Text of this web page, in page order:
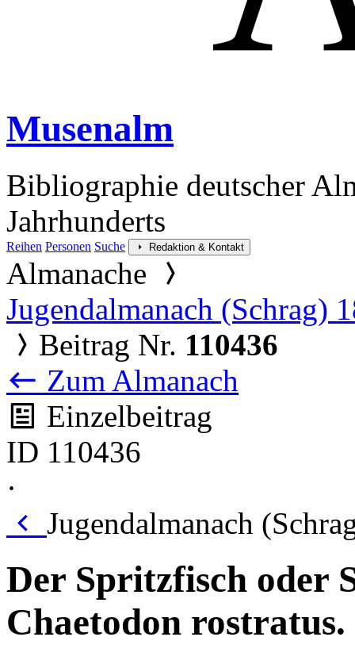
Musenalm
Bibliographie deutscher
Jahrhunderts
Reihen Personen Suche Redaktion & Kontakt
Almanache
Jugendalmanach (Schrag)
Beitrag Nr. 110436
Zum Almanach
Einzelbeitrag
ID 110436
·
Jugendalmanach
Der Spritzfisch oder
Chaetodon